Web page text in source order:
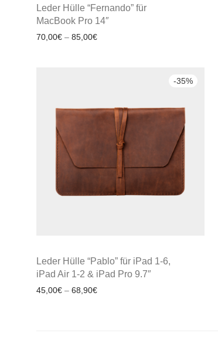
Leder Hülle “Fernando” für
MacBook Pro 14″
70,00€ – 85,00€
-35%
Leder Hülle “Pablo” für iPad 1-6,
iPad Air 1-2 & iPad Pro 9.7″
45,00€ – 68,90€